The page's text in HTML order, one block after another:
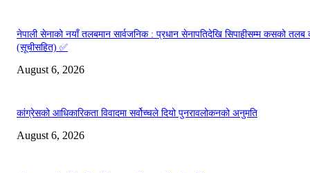
नेपाली सेनाको नयाँ तलबमान सार्वजनिक : प्रधान सेनापतिदेखि सिपाहीसम्म कसको तलब
(सूचीसहित) ✅
August 6, 2026
कांग्रेसको आधिकारिकता विवादमा सर्वोच्चले दियो पुनरावलोकनको अनुमति
August 6, 2026